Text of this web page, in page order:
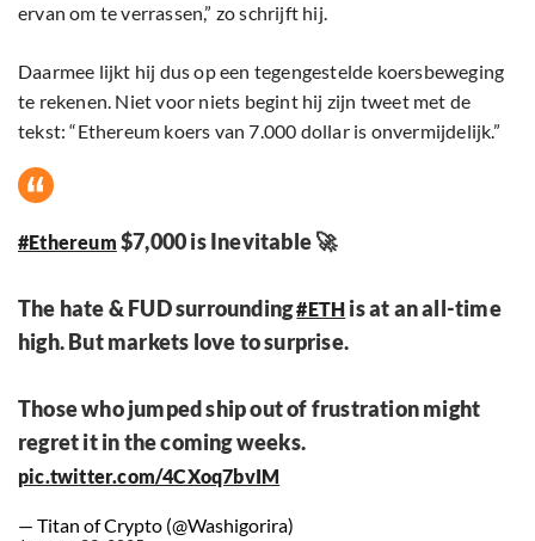
ervan om te verrassen,” zo schrijft hij.
Daarmee lijkt hij dus op een tegengestelde koersbeweging
te rekenen. Niet voor niets begint hij zijn tweet met de
tekst: “Ethereum koers van 7.000 dollar is onvermijdelijk.”
#Ethereum $7,000 is Inevitable 🚀
The hate & FUD surrounding#ETH is at an all-time
high. But markets love to surprise.
Those who jumped ship out of frustration might
regret it in the coming weeks.
pic.twitter.com/4CXoq7bvIM
— Titan of Crypto (@Washigorira)